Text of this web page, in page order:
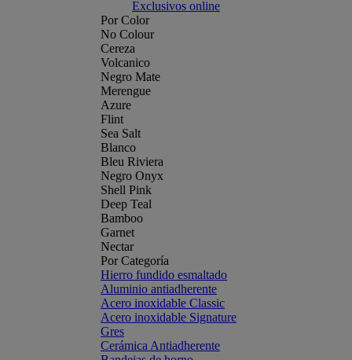
Exclusivos online
Por Color
No Colour
Cereza
Volcanico
Negro Mate
Merengue
Azure
Flint
Sea Salt
Blanco
Bleu Riviera
Negro Onyx
Shell Pink
Deep Teal
Bamboo
Garnet
Nectar
Por Categoría
Hierro fundido esmaltado
Aluminio antiadherente
Acero inoxidable Classic
Acero inoxidable Signature
Gres
Cerámica Antiadherente